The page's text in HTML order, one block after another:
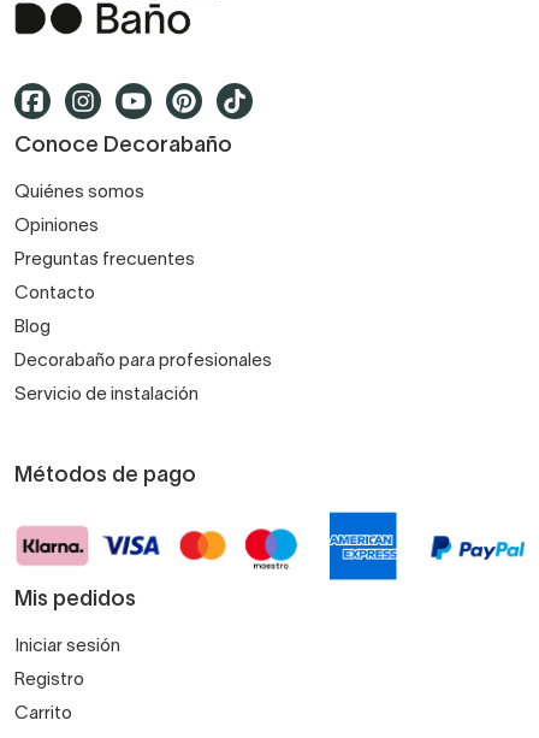
Conoce Decorabaño
Quiénes somos
Opiniones
Preguntas frecuentes
Contacto
Blog
Decorabaño para profesionales
Servicio de instalación
Métodos de pago
Mis pedidos
Iniciar sesión
Registro
Carrito